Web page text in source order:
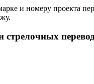
и номеру проекта
стрелочных